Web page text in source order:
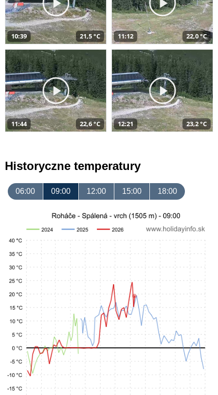
10:39 21,5 °C 11:12 22,0 °C
11:44 22,6 °C 12:21 23,2 °C
Historyczne temperatury
06:00 09:00 12:00 15:00 18:00